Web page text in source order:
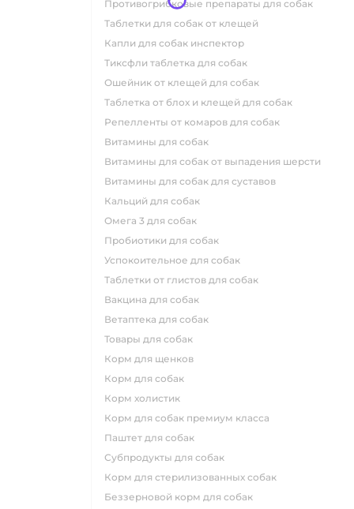
противогрибковые препараты для собак
таблетки для собак от клещей
капли для собак инспектор
тиксфли таблетка для собак
ошейник от клещей для собак
таблетка от блох и клещей для собак
репелленты от комаров для собак
витамины для собак
витамины для собак от выпадения шерсти
витамины для собак для суставов
кальций для собак
омега 3 для собак
пробиотики для собак
успокоительное для собак
таблетки от глистов для собак
вакцина для собак
ветаптека для собак
товары для собак
корм для щенков
корм для собак
корм холистик
корм для собак премиум класса
паштет для собак
субпродукты для собак
корм для стерилизованных собак
беззерновой корм для собак